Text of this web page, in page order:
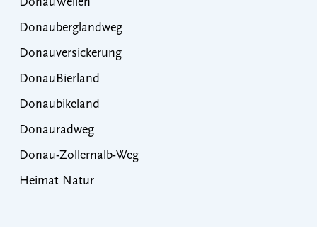
Donauberglandweg
Donauversickerung
DonauBierland
Donaubikeland
Donauradweg
Donau-Zollernalb-Weg
Heimat Natur